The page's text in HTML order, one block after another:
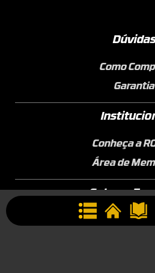
Como
Garantia
Conheça a
Área de
Sobre a
Seja uma